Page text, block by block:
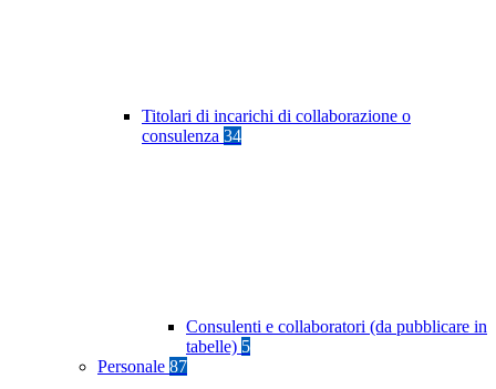
Titolari di incarichi di collaborazione o
consulenza 34
Consulenti e collaboratori (da pubblicare in
tabelle) 5
Personale 87